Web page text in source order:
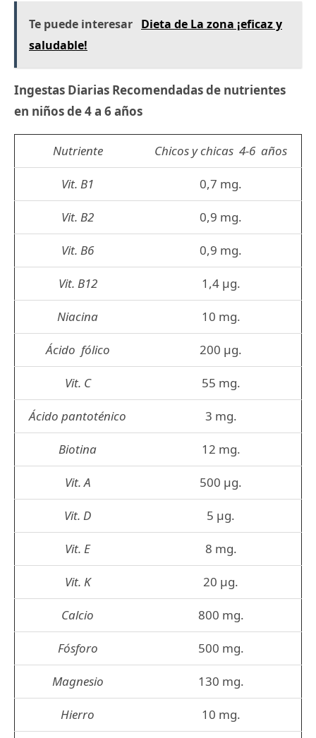
Te puede interesar Dieta de La zona ¡eficaz y
saludable!
Ingestas Diarias Recomendadas de nutrientes
en niños de 4 a 6 años
Nutriente Chicos y chicas 4-6 años
Vit. B1 0,7 mg.
Vit. B2 0,9 mg.
Vit. B6 0,9 mg.
Vit. B12 1,4 µg.
Niacina 10 mg.
Ácido fólico 200 µg.
Vit. C 55 mg.
Ácido pantoténico 3 mg.
Biotina 12 mg.
Vit. A 500 µg.
Vit. D 5 µg.
Vit. E 8 mg.
Vit. K 20 µg.
Calcio 800 mg.
Fósforo 500 mg.
Magnesio 130 mg.
Hierro 10 mg.